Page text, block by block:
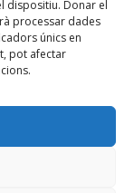
dispositiu. Donar el
processar dades
únics en
pot afectar